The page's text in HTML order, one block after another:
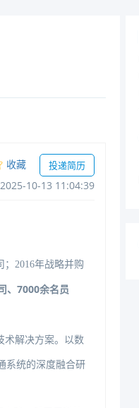
收藏 投递简历
2025-10-1311:04:39
2016年战略并购
、7000余名员
术解决方案。以数
系统的深度融合研